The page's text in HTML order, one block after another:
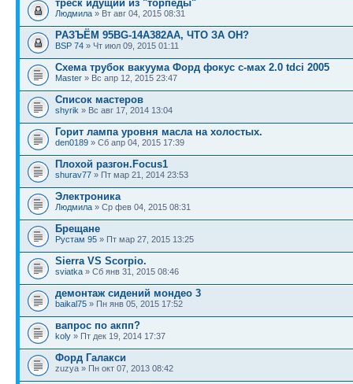
треск идущий из "торпеды"
Людмила » Вт авг 04, 2015 08:31
РАЗЪЁМ 95BG-14A382AA, ЧТО ЗА ОН?
BSP 74 » Чт июл 09, 2015 01:11
Схема трубок вакуума Форд фокус с-мах 2.0 tdci 2005
Master » Вс апр 12, 2015 23:47
Список мастеров
shyrik » Вс авг 17, 2014 13:04
Горит лампа уровня масла на холостых.
den0189 » Сб апр 04, 2015 17:39
Плохой разгон.Focus1
shurav77 » Пт мар 21, 2014 23:53
Электроника
Людмила » Ср фев 04, 2015 08:31
Брещане
Рустам 95 » Пт мар 27, 2015 13:25
Sierra VS Scorpio.
sviatka » Сб янв 31, 2015 08:46
демонтаж сидений мондео 3
baikal75 » Пн янв 05, 2015 17:52
вапрос по акпп?
koly » Пт дек 19, 2014 17:37
Форд Галакси
zuzya » Пн окт 07, 2013 08:42